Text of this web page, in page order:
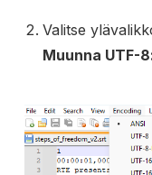
Valitse
Muunna UTF-